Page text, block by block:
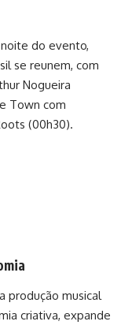
do evento,
se reunem, com
Nogueira
Town com
(00h30).
produção musical
criativa, expande